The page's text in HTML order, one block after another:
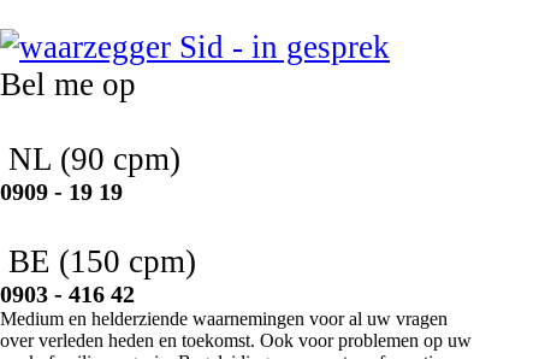
Bel me op
NL (90 cpm)
0909 - 19 19
BE (150 cpm)
0903 - 416 42
Medium en helderziende waarnemingen voor al uw vragen
over verleden heden en toekomst. Ook voor problemen op uw